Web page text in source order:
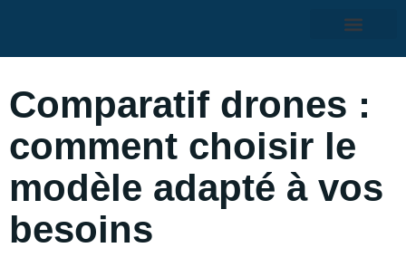
Comparatif drones :
comment choisir le
modèle adapté à vos
besoins